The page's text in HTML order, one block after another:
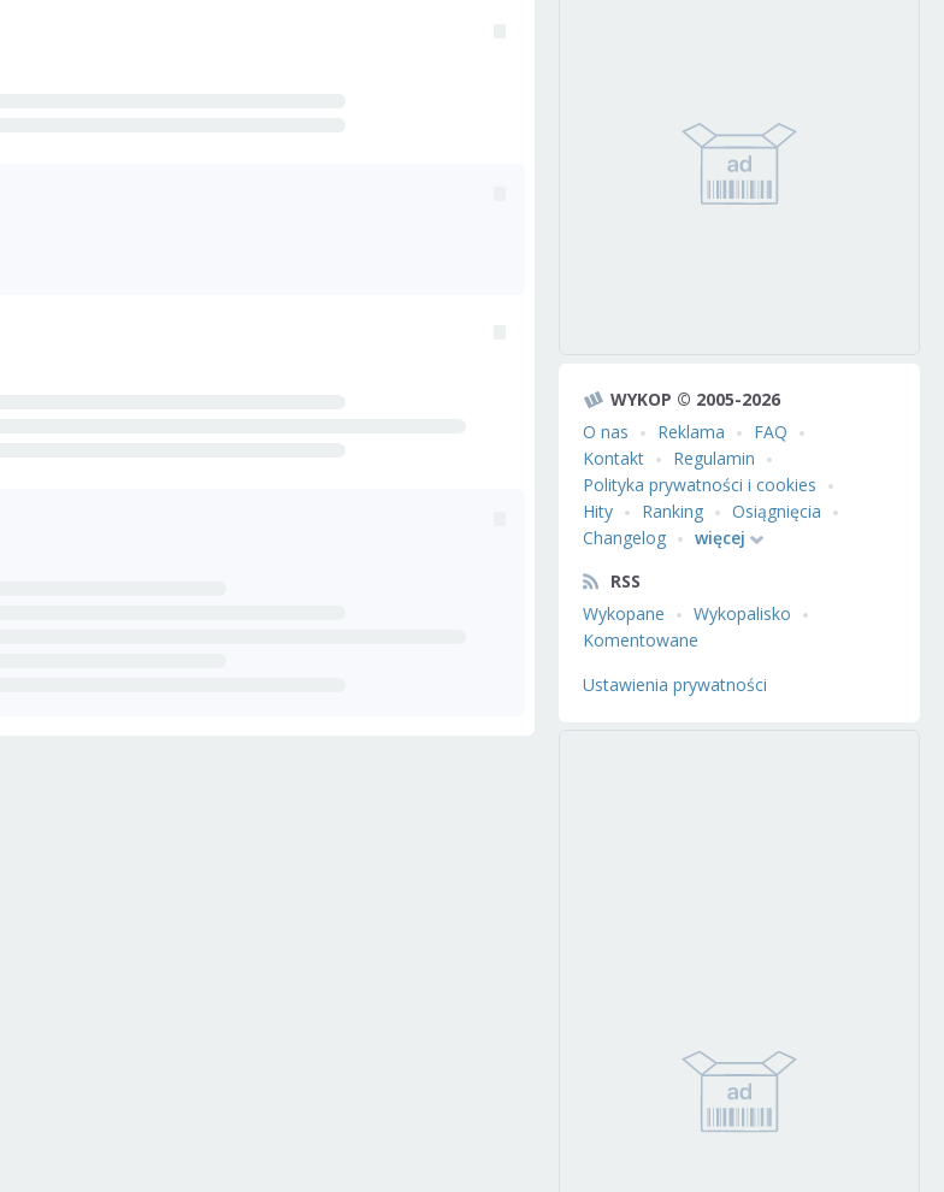
WYKOP © 2005-2026
O nas
Reklama
FAQ
Kontakt
Regulamin
Polityka prywatności i cookies
Hity
Ranking
Osiągnięcia
Changelog
więcej
RSS
Wykopane
Wykopalisko
Komentowane
Ustawienia prywatności